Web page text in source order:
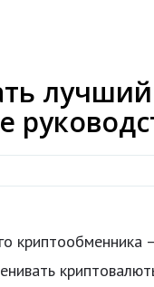
криптообменника